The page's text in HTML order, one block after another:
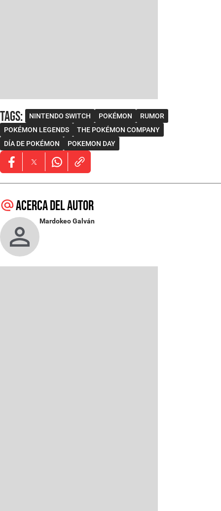
Tags: NINTENDO SWITCH POKÉMON
RUMOR
POKÉMON LEGENDS
THE POKÉMON COMPANY
DÍA DE POKÉMON
POKEMON DAY
Opens in new window
Opens in new window
Opens in new window
Acerca del autor
Mardokeo Galván